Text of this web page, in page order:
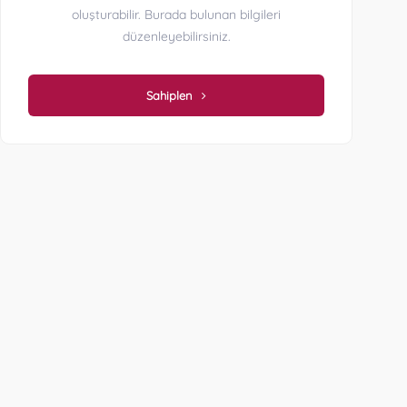
oluşturabilir. Burada bulunan bilgileri
düzenleyebilirsiniz.
Sahiplen